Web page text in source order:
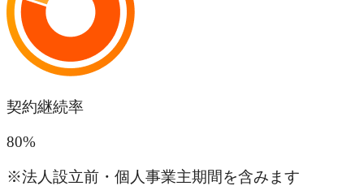
契約継続率
80%
※法人設立前・個人事業主期間を含みます